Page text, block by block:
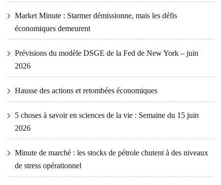
Market Minute : Starmer démissionne, mais les défis
économiques demeurent
Prévisions du modèle DSGE de la Fed de New York – juin
2026
Hausse des actions et retombées économiques
5 choses à savoir en sciences de la vie : Semaine du 15 juin
2026
Minute de marché : les stocks de pétrole chutent à des niveaux
de stress opérationnel